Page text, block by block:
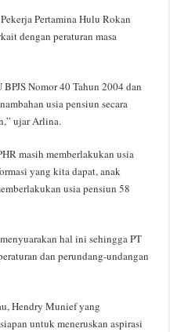
Pertamina Hulu Rokan
dengan peraturan masa
Nomor 40 Tahun 2004 dan
usia pensiun secara
ujar Arlina.
masih memberlakukan usia
yang kita dapat, anak
usia pensiun 58
hal ini sehingga PT
dan perundang-undangan
Hendry Munief yang
untuk meneruskan aspirasi